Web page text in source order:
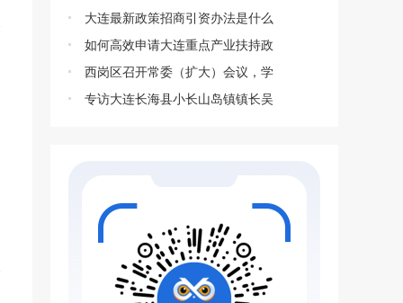
大连最新政策招商引资办法是什么
如何高效申请大连重点产业扶持政
西岗区召开常委（扩大）会议，学
专访大连长海县小长山岛镇镇长吴